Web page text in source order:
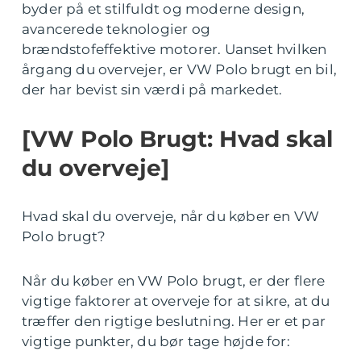
byder på et stilfuldt og moderne design,
avancerede teknologier og
brændstofeffektive motorer. Uanset hvilken
årgang du overvejer, er VW Polo brugt en bil,
der har bevist sin værdi på markedet.
[VW Polo Brugt: Hvad skal
du overveje]
Hvad skal du overveje, når du køber en VW
Polo brugt?
Når du køber en VW Polo brugt, er der flere
vigtige faktorer at overveje for at sikre, at du
træffer den rigtige beslutning. Her er et par
vigtige punkter, du bør tage højde for: